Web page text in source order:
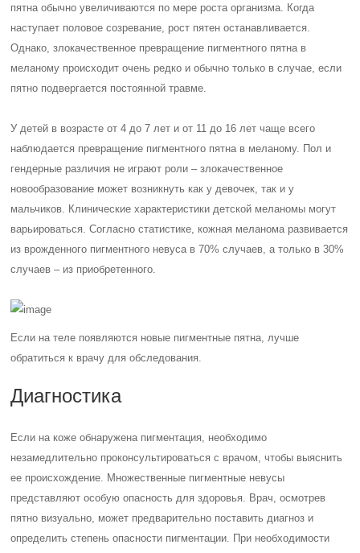
пятна обычно увеличиваются по мере роста организма. Когда
наступает половое созревание, рост пятен останавливается.
Однако, злокачественное превращение пигментного пятна в
меланому происходит очень редко и обычно только в случае, если
пятно подвергается постоянной травме.
У детей в возрасте от 4 до 7 лет и от 11 до 16 лет чаще всего
наблюдается превращение пигментного пятна в меланому. Пол и
гендерные различия не играют роли – злокачественное
новообразование может возникнуть как у девочек, так и у
мальчиков. Клинические характеристики детской меланомы могут
варьироваться. Согласно статистике, кожная меланома развивается
из врожденного пигментного невуса в 70% случаев, а только в 30%
случаев – из приобретенного.
Если на теле появляются новые пигментные пятна, лучше
обратиться к врачу для обследования.
Диагностика
Если на коже обнаружена пигментация, необходимо
незамедлительно проконсультироваться с врачом, чтобы выяснить
ее происхождение. Множественные пигментные невусы
представляют особую опасность для здоровья. Врач, осмотрев
пятно визуально, может предварительно поставить диагноз и
определить степень опасности пигментации. При необходимости